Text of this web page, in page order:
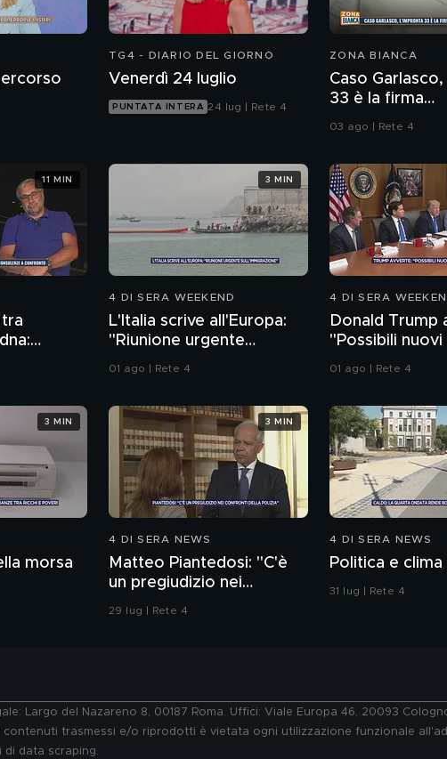
TG4 - DIARIO DEL GIORNO
Venerdì 24 luglio
PUNTATA INTERA 24 lug | Rete 4
ZONA BIANCA
Caso
33 è la firma
dell'assassino?
03 ago | Rete 4
tra
11 MIN
4 DI SERA WEEKEND
L'Italia scrive all'Europa:
"Riunione urgente
sull'immigrazione"
01 ago | Rete 4
3 MIN
4 DI SERA
Donald Trump
"Possibili
all'Iran"
01 ago | Rete 4
morsa
3 MIN
4 DI SERA NEWS
Matteo Piantedosi: "C'è
un pregiudizio nei
confronti della polizia"
29 lug | Rete 4
3 MIN
4 DI SERA NEWS
Politica e clima
31 lug | Rete 4
Largo del Nazareno 8, 00187 Roma. Uffici: Viale Europa 46, 20093
trasmessi e/o riprodotti è vietata ogni utilizzazione funzionale
data scraping.